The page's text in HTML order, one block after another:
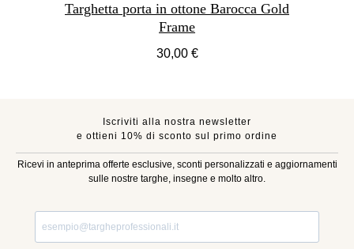
Targhetta porta in ottone Barocca Gold
Frame
30,00 €
Iscriviti alla nostra newsletter
e ottieni 10% di sconto sul primo ordine
Ricevi in anteprima offerte esclusive, sconti personalizzati e aggiornamenti
sulle nostre targhe, insegne e molto altro.